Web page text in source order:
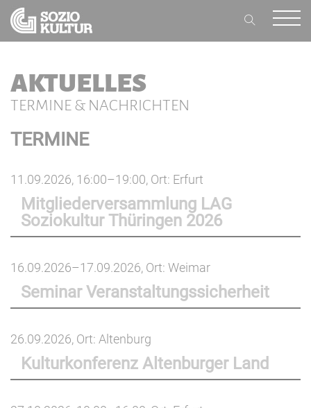
AKTUELLES
TERMINE & NACHRICHTEN
TERMINE
11.09.2026, 16:00–19:00, Ort: Erfurt
Mitgliederversammlung LAG
Soziokultur Thüringen 2026
16.09.2026–17.09.2026, Ort: Weimar
Seminar Veranstaltungssicherheit
26.09.2026, Ort: Altenburg
Kulturkonferenz Altenburger Land